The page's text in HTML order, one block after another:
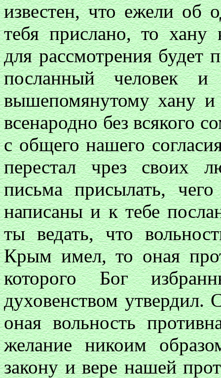
известен, что ежели об
тебя прислано, то
для рассмотрения будет
посланный человек
вышепомянутому хану
всенародно без всякого
с общего нашего
перестал чрез своих
письма присылать,
написаны и к тебе
ты ведать, что
Крым имел, то оная
которого Бог
духовенством утвердил.
оная вольность
желание никоим
закону и вере нашей